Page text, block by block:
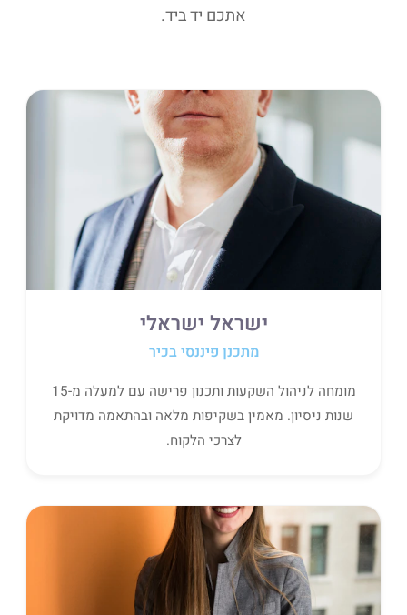
אתכם יד ביד.
ישראל ישראלי
מתכנן פיננסי בכיר
מומחה לניהול השקעות ותכנון פרישה עם למעלה מ-15
שנות ניסיון. מאמין בשקיפות מלאה ובהתאמה מדויקת
לצרכי הלקוח.